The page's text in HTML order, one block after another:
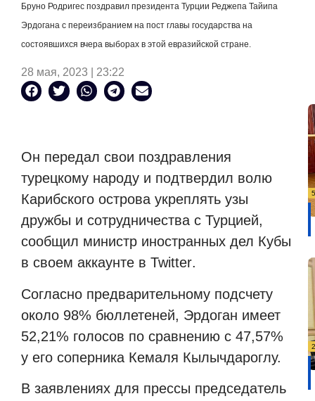
Бруно Родригес поздравил президента Турции Реджепа Тайипа
Эрдогана с переизбранием на пост главы государства на
состоявшихся вчера выборах в этой евразийской стране.
28 мая, 2023 | 23:22
Он передал свои поздравления
турецкому народу и подтвердил волю
Карибского острова укреплять узы
дружбы и сотрудничества с Турцией,
сообщил министр иностранных дел Кубы
в своем аккаунте в Twitter.
Согласно предварительному подсчету
около 98% бюллетеней, Эрдоган имеет
52,21% голосов по сравнению с 47,57%
у его соперника Кемаля Кылычдароглу.
В заявлениях для прессы председатель